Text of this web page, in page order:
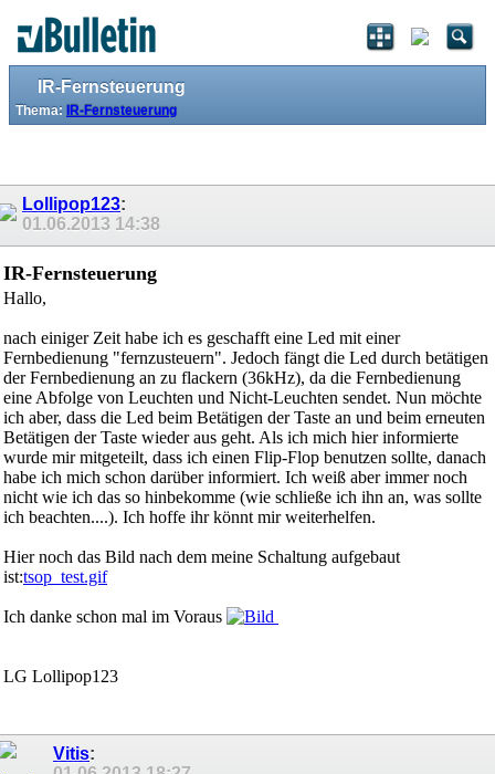
IR-Fernsteuerung
Thema: IR-Fernsteuerung
Lollipop123:
01.06.2013 14:38
IR-Fernsteuerung
Hallo,
nach einiger Zeit habe ich es geschafft eine Led mit einer
Fernbedienung "fernzusteuern". Jedoch fängt die Led durch betätigen
der Fernbedienung an zu flackern (36kHz), da die Fernbedienung
eine Abfolge von Leuchten und Nicht-Leuchten sendet. Nun möchte
ich aber, dass die Led beim Betätigen der Taste an und beim erneuten
Betätigen der Taste wieder aus geht. Als ich mich hier informierte
wurde mir mitgeteilt, dass ich einen Flip-Flop benutzen sollte, danach
habe ich mich schon darüber informiert. Ich weiß aber immer noch
nicht wie ich das so hinbekomme (wie schließe ich ihn an, was sollte
ich beachten....). Ich hoffe ihr könnt mir weiterhelfen.
Hier noch das Bild nach dem meine Schaltung aufgebaut
ist:tsop_test.gif
Ich danke schon mal im Voraus
LG Lollipop123
Vitis: